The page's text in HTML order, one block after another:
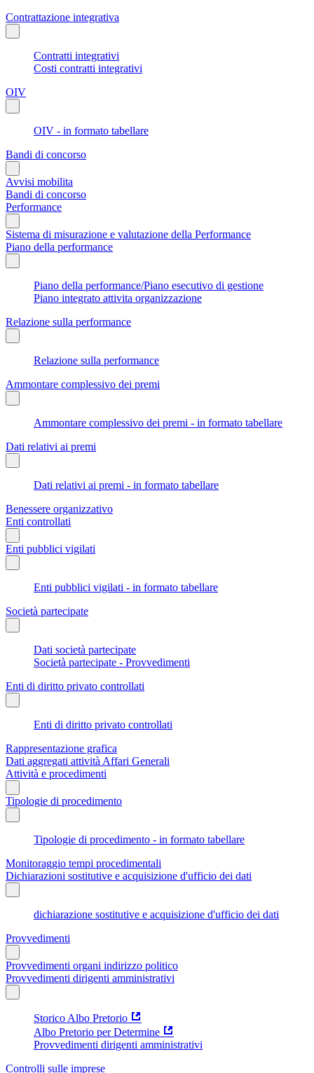
Contrattazione integrativa
Contratti integrativi
Costi contratti integrativi
OIV
OIV - in formato tabellare
Bandi di concorso
Avvisi mobilita
Bandi di concorso
Performance
Sistema di misurazione e valutazione della Performance
Piano della performance
Piano della performance/Piano esecutivo di gestione
Piano integrato attivita organizzazione
Relazione sulla performance
Relazione sulla performance
Ammontare complessivo dei premi
Ammontare complessivo dei premi - in formato tabellare
Dati relativi ai premi
Dati relativi ai premi - in formato tabellare
Benessere organizzativo
Enti controllati
Enti pubblici vigilati
Enti pubblici vigilati - in formato tabellare
Società partecipate
Dati società partecipate
Società partecipate - Provvedimenti
Enti di diritto privato controllati
Enti di diritto privato controllati
Rappresentazione grafica
Dati aggregati attività Affari Generali
Attività e procedimenti
Tipologie di procedimento
Tipologie di procedimento - in formato tabellare
Monitoraggio tempi procedimentali
Dichiarazioni sostitutive e acquisizione d'ufficio dei dati
dichiarazione sostitutive e acquisizione d'ufficio dei dati
Provvedimenti
Provvedimenti organi indirizzo politico
Provvedimenti dirigenti amministrativi
Storico Albo Pretorio
Albo Pretorio per Determine
Provvedimenti dirigenti amministrativi
Controlli sulle imprese